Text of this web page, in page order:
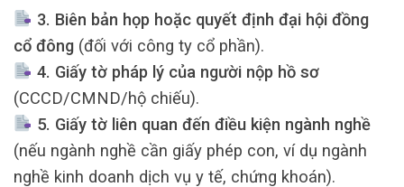
3. Biên bản họp hoặc quyết định đại hội đồng
cổ đông (đối với công ty cổ phần).
4. Giấy tờ pháp lý của người nộp hồ sơ
(CCCD/CMND/hộ chiếu).
5. Giấy tờ liên quan đến điều kiện ngành nghề
(nếu ngành nghề cần giấy phép con, ví dụ ngành
nghề kinh doanh dịch vụ y tế, chứng khoán).